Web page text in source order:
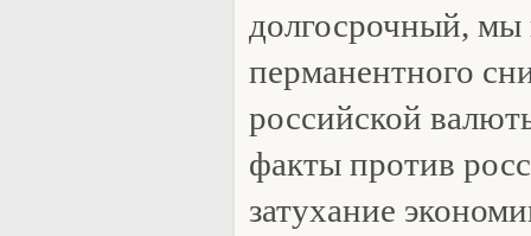
долгосрочный,
перманентного
российской
факты против
затухание